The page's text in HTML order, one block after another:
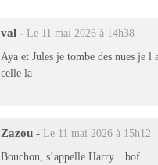
val - Le 11 mai 2026 à 14h38
Aya et Jules je tombe des nues je l
celle la
Zazou - Le 11 mai 2026 à 15h12
Bouchon, s’appelle Harry…bof…